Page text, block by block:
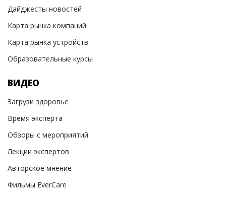
Дайджесты новостей
Карта рынка компаний
Карта рынка устройств
Образовательные курсы
ВИДЕО
Загрузи здоровье
Время эксперта
Обзоры с мероприятий
Лекции экспертов
Авторское мнение
Фильмы EverCare